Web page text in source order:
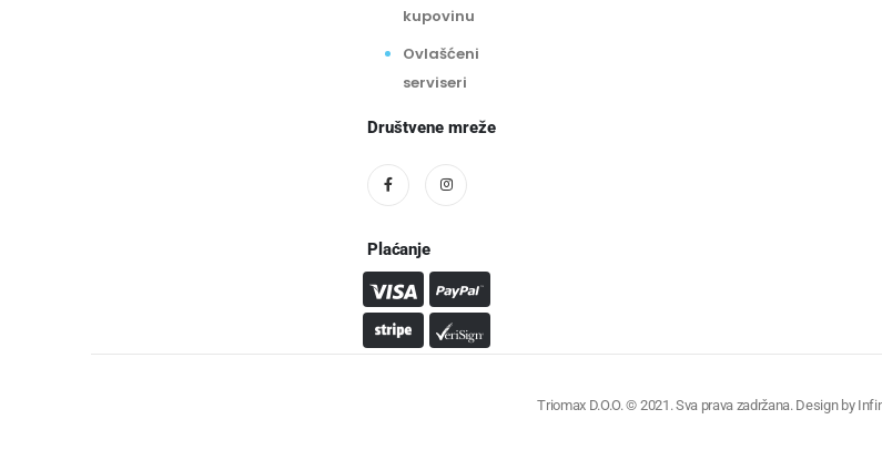
kupovinu
Ovlašćeni
serviseri
Društvene mreže
Plaćanje
Triomax D.O.O. © 2021. Sva prava zadržana. Design by